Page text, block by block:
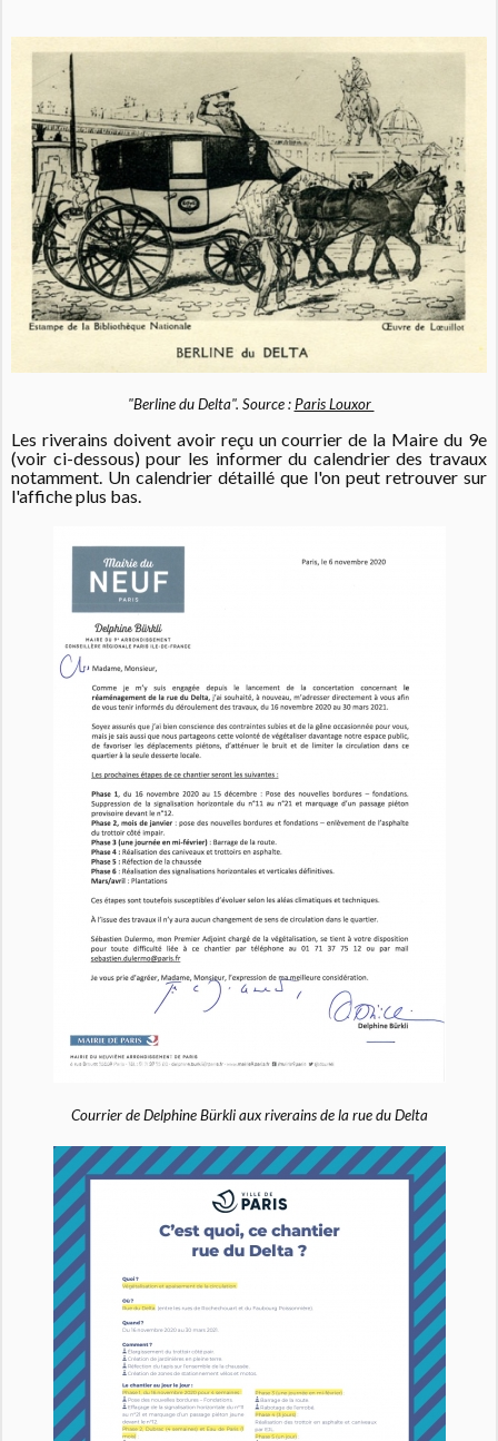
"Berline du Delta". Source : Paris Louxor
Les riverains doivent avoir reçu un courrier de la Maire du 9e
(voir ci-dessous) pour les informer du calendrier des travaux
notamment. Un calendrier détaillé que l'on peut retrouver sur
l'affiche plus bas.
Courrier de Delphine Bürkli aux riverains de la rue du Delta